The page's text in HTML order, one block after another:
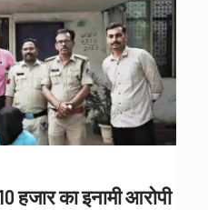
हजार का इनामी आरोपी